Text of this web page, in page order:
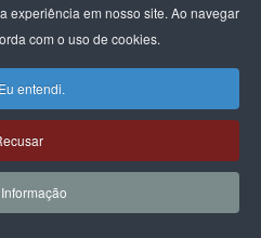
experiência em nosso site. Ao navegar
com o uso de cookies.
entendi.
antigas, ativando um
pela poesia, pela
lidas, imprimindo um imaginar
não são indivíduos, mas
conseguem transmitir
de mundo” (KRENAK, 2020, p.
institui sentidos,
para resistir no